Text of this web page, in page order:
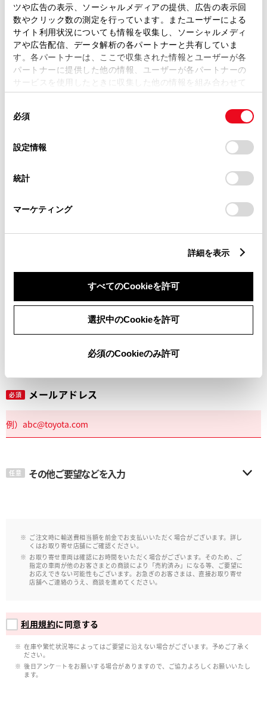
ツや広告の表示、ソーシャルメディアの提供、広告の表示回
数やクリック数の測定を行っています。またユーザーによる
サイト利用状況についても情報を収集し、ソーシャルメディ
アや広告配信、データ解析の各パートナーと共有していま
す。各パートナーは、ここで収集された情報とユーザーが各
パートナーに提供した他の情報、ユーザーが各パートナーの
サービスを使用したときに収集した他の情報を組み合わせて
使用することがあります。当ウェブサイトの使用を続行する
デバイスにすべてのCookie(クッキー)が保存されることに同
意したことになります。Cookie(クッキー)のオプトアウト、
設定の変更、同意を撤回したりするにあたっては、当社の
「Cookie（クッキー）情報の取り扱いについて
」をご覧くだ
必須
設定情報
統計
マーケティング
詳細を表示
すべてのCookieを許可
選択中のCookieを許可
必須のCookieのみ許可
必須 郵便番号
住所自動入力
必須 都道府県
必須 市区町村名
丁目番地
必須 メールアドレス
任意 その他ご要望などを入力
ご注文時に輸送費相当額を前金でお支払いいただく場合がございます。詳し
くはお取り寄せ店舗にご確認ください。
お取り寄せ車両は確認にお時間をいただく場合がございます。そのため、ご
指定の車両が他のお客さまとの商談により「売約済み」になる等、ご要望に
お応えできない可能性もございます。お急ぎのお客さまは、直接お取り寄せ
店舗へご連絡のうえ、商談を進めてください。
利用規約に同意する
在庫や繁忙状況等によってはご要望に沿えない場合がございます。予めご了承く
ださい。
後日アンケ―トをお願いする場合がありますので、ご協力よろしくお願いいたし
ます。